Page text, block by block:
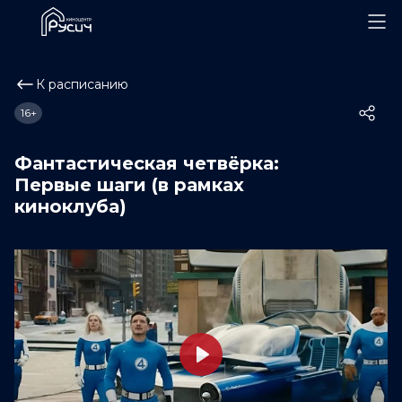
К расписанию
Фантастическая четвёрка:
Первые шаги (в рамках
киноклуба)
16+
Play